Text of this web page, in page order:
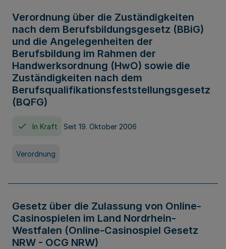
Verordnung über die Zuständigkeiten
nach dem Berufsbildungsgesetz (BBiG)
und die Angelegenheiten der
Berufsbildung im Rahmen der
Handwerksordnung (HwO) sowie die
Zuständigkeiten nach dem
Berufsqualifikationsfeststellungsgesetz
(BQFG)
In Kraft Seit 19. Oktober 2006
Verordnung
Gesetz über die Zulassung von Online-
Casinospielen im Land Nordrhein-
Westfalen (Online-Casinospiel Gesetz
NRW - OCG NRW)